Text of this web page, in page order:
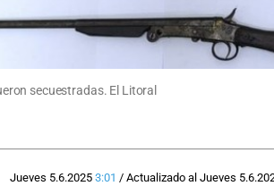
secuestradas. El Litoral
Jueves 5.6.2025 3:01 / Actualizado al Jueves